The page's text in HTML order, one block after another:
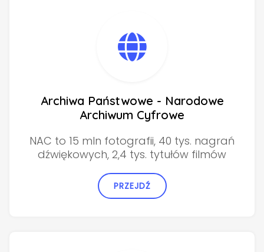
Archiwa Państwowe - Narodowe
Archiwum Cyfrowe
NAC to 15 mln fotografii, 40 tys. nagrań
dźwiękowych, 2,4 tys. tytułów filmów
PRZEJDŹ